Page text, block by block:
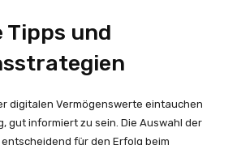
Tipps und
digitalen Vermögenswerte eintauchen
gut informiert zu sein. Die Auswahl der
für den Erfolg beim